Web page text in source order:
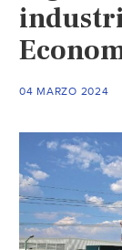
04 MARZO 2024